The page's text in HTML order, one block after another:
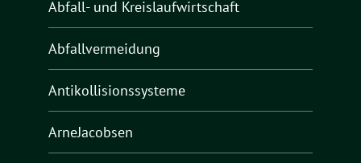
Abfall- und Kreislaufwirtschaft
Abfallvermeidung
Antikollisionssysteme
ArneJacobsen